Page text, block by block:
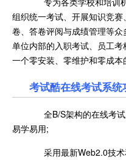
组织统一考试、开展知识竞
卷、答卷评阅与成绩管理等
单位内部的入职考试、员工
一个零安装、零维护和零成
考试酷在线考试系统
全B/S架构的在线考试
易学易用;
采用最新Web2.0技术